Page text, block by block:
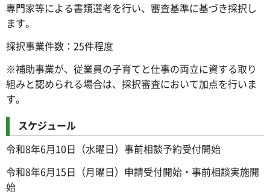
専門家等による書類選考を行い、審査基準に基づき採択し
ます。
採択事業件数：25件程度
※補助事業が、従業員の子育てと仕事の両立に資する取り
組みと認められる場合は、採択審査において加点を行いま
す。
スケジュール
令和8年6月10日（水曜日）事前相談予約受付開始
令和8年6月15日（月曜日）申請受付開始・事前相談実施開
始